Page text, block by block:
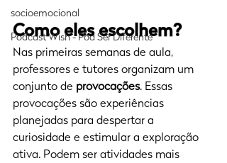
socioemocional
Podcast Wish - Pod Ser Diferente
Como eles escolhem?
Nas primeiras semanas de aula,
professores e tutores organizam um
conjunto de provocações. Essas
provocações são experiências
planejadas para despertar a
curiosidade e estimular a exploração
ativa. Podem ser atividades mais